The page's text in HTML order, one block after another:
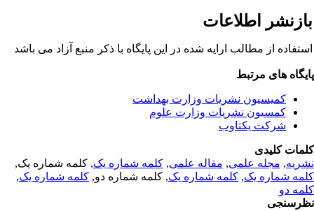
اطلاعات
از مطالب ارایه شده در این پایگاه با ذکر منبع آزاد می باشد
های مرتبط
کمیسیون نشریات وزارت بهداشت
کمسیون نشریات وزارت علوم
شرکت یکتاوب
کلیدی
, مجله علمی , مقاله علمی , کلمه شماره یک, کلمه شماره یک,
شماره یک, کلمه شماره یک, کلمه شماره دو, کلمه شماره یک,
دو